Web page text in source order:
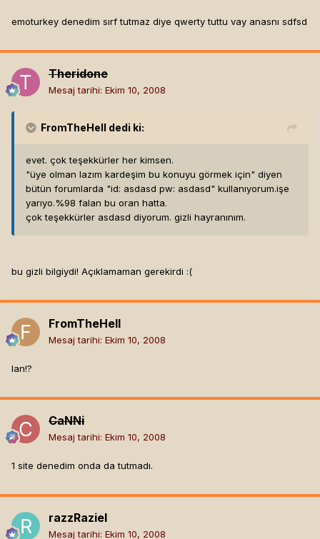
emoturkey denedim sırf tutmaz diye qwerty tuttu vay anasnı sdfsd
Theridone
Mesaj tarihi: Ekim 10, 2008
FromTheHell dedi ki:
evet. çok teşekkürler her kimsen.
"üye olman lazım kardeşim bu konuyu görmek için" diyen
bütün forumlarda "id: asdasd pw: asdasd" kullanıyorum.işe
yarıyo.%98 falan bu oran hatta.
çok teşekkürler asdasd diyorum. gizli hayranınım.
bu gizli bilgiydi! Açıklamaman gerekirdi :(
FromTheHell
Mesaj tarihi: Ekim 10, 2008
lan!?
CaNNi
Mesaj tarihi: Ekim 10, 2008
1 site denedim onda da tutmadı.
razzRaziel
Mesaj tarihi: Ekim 10, 2008